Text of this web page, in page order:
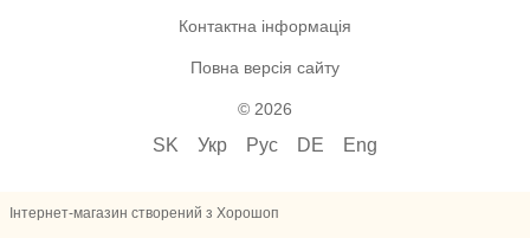
Контактна інформація
Повна версія сайту
© 2026
SK Укр Рус DE Eng
Інтернет-магазин створений з Хорошоп